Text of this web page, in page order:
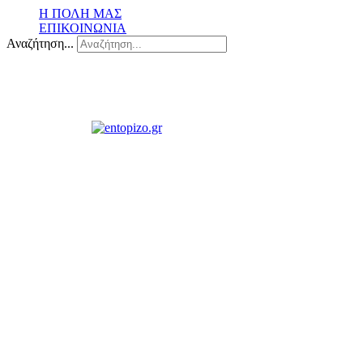
Η ΠΟΛΗ ΜΑΣ
ΕΠΙΚΟΙΝΩΝΙΑ
Αναζήτηση...